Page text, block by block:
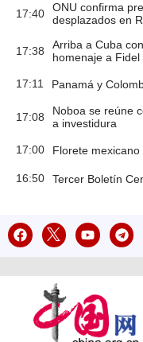
17:40
ONU confirma
desplazados en
17:38
Arriba a Cuba
homenaje a Fidel
17:11 Panamá y
17:08
Noboa se reúne
a investidura
17:00 Florete
16:50 Tercer Boletín